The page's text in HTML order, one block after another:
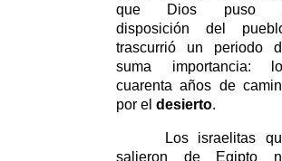
que Dios puso
disposición del
trascurrió un periodo
suma importancia:
cuarenta años de
por el desierto.
Los israelitas
salieron de Egipto